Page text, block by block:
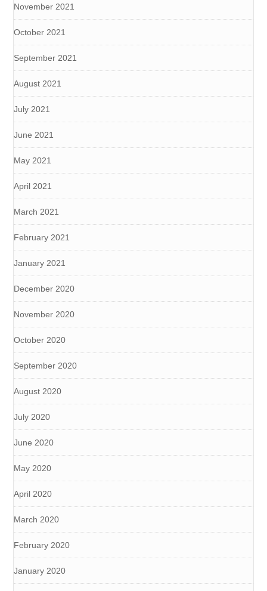
November 2021
October 2021
September 2021
August 2021
July 2021
June 2021
May 2021
April 2021
March 2021
February 2021
January 2021
December 2020
November 2020
October 2020
September 2020
August 2020
July 2020
June 2020
May 2020
April 2020
March 2020
February 2020
January 2020